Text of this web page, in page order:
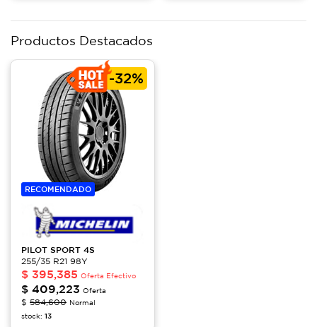
Productos Destacados
-32%
RECOMENDADO
PILOT SPORT 4S
255/35 R21 98Y
$ 395,385 Oferta Efectivo
$ 409,223 Oferta
$ 584,600 Normal
stock: 13